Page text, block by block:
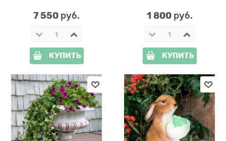
7 550 руб.
КУПИТЬ
1 800 руб.
КУПИТЬ